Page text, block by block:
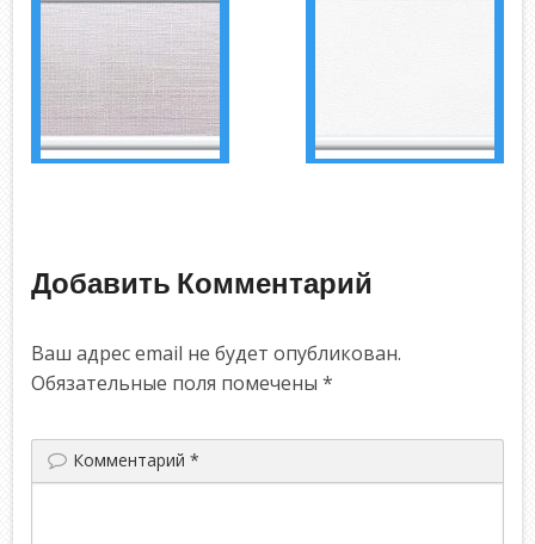
Добавить Комментарий
Ваш адрес email не будет опубликован.
Обязательные поля помечены*
Комментарий*